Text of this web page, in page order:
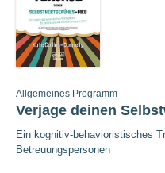
Allgemeines Programm
Verjage deinen
Ein kognitiv-behavioristisches
Betreuungspersonen